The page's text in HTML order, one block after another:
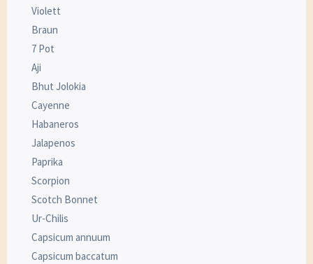
Violett
Braun
7 Pot
Aji
Bhut Jolokia
Cayenne
Habaneros
Jalapenos
Paprika
Scorpion
Scotch Bonnet
Ur-Chilis
Capsicum annuum
Capsicum baccatum